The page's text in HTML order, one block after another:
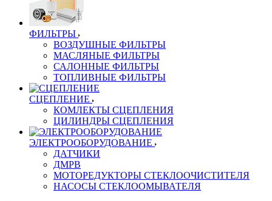
ФИЛЬТРЫ
ВОЗДУШНЫЕ ФИЛЬТРЫ
МАСЛЯНЫЕ ФИЛЬТРЫ
САЛОННЫЕ ФИЛЬТРЫ
ТОПЛИВНЫЕ ФИЛЬТРЫ
СЦЕПЛЕНИЕ
КОМЛЕКТЫ СЦЕПЛЕНИЯ
ЦИЛИНДРЫ СЦЕПЛЕНИЯ
ЭЛЕКТРООБОРУДОВАНИЕ
ДАТЧИКИ
ДМРВ
МОТОРЕДУКТОРЫ СТЕКЛООЧИСТИТЕЛЯ
НАСОСЫ СТЕКЛООМЫВАТЕЛЯ